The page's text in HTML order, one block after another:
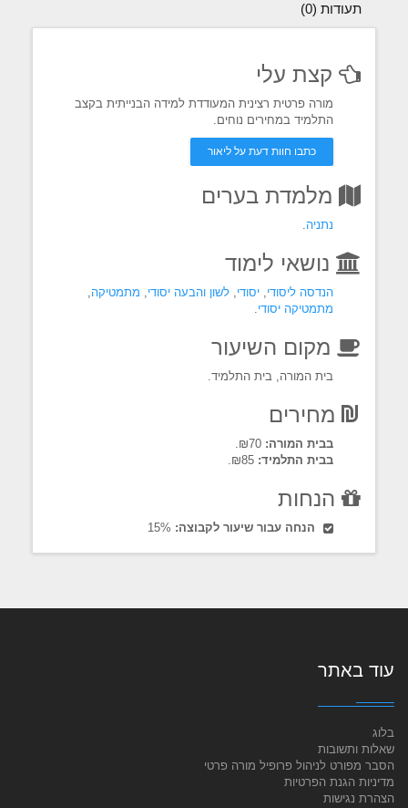
תעודות (0)
קצת עלי
מורה פרטית רצינית המעודדת למידה הבנייתית בקצב
התלמיד במחירים נוחים.
כתבו חוות דעת על ליאור
מלמדת בערים
נתניה.
נושאי לימוד
הנדסה ליסודי, יסודי, לשון והבעה יסודי, מתמטיקה,
מתמטיקה יסודי.
מקום השיעור
בית המורה, בית התלמיד.
מחירים
בבית המורה:
בבית התלמיד:
הנחות
הנחה עבור שיעור לקבוצה:
עוד באתר
בלוג
שאלות ותשובות
הסבר מפורט לניהול פרופיל מורה פרטי
מדיניות הגנת הפרטיות
הצהרת נגישות